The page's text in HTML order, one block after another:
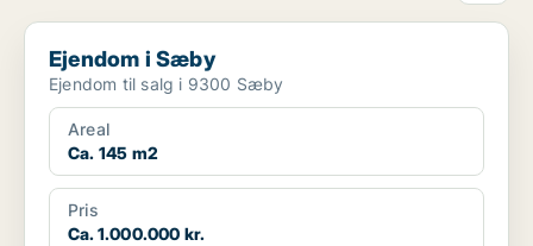
Ejendom i Sæby
Ejendom i Sæby
Ejendom til salg i 9300 Sæby
Areal
Ca. 145 m2
Pris
Ca. 1.000.000 kr.